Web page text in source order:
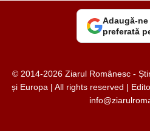
Adaugă-
preferată
© 2014-2026 Ziarul Românesc -
și Europa | All rights reserved |